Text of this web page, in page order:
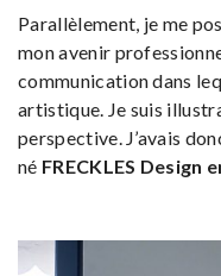
Parallèlement, je me
mon avenir
communication dans
artistique. Je suis
perspective. J’avais
né FRECKLES Design